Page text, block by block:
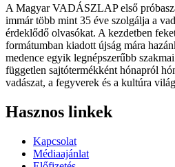
A Magyar VADÁSZLAP első
immár több mint 35 éve szolgálja a
érdeklődő olvasókat. A kezdetben
formátumban kiadott újság mára
medence egyik legnépszerűbb
független sajtótermékként hónapról
vadászat, a fegyverek és a kultúra
Hasznos linkek
Kapcsolat
Médiaajánlat